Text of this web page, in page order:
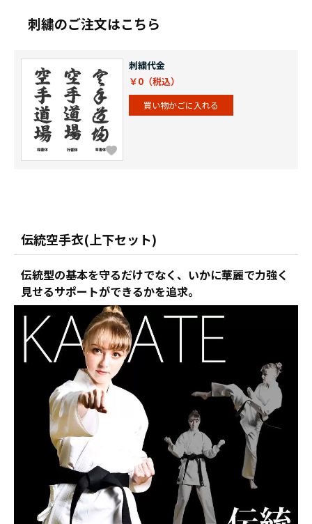
刺繍のご注文はこちら
刺繍代金
￥0
買い物かごに入れる
伝統空手衣(上下セット)
伝統型の基本を守るだけでなく、いかに華麗で力強く
見せるサポートができるかを追求。